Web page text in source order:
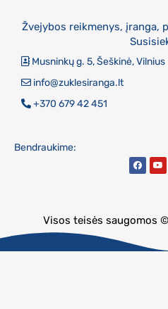
Žvejybos reikmenys, įranga,
Musninkų g. 5, Šeškinė, Vilnius
info@zuklesiranga.lt
+370 679 42 451
Bendraukime:
Visos teisės saugomos